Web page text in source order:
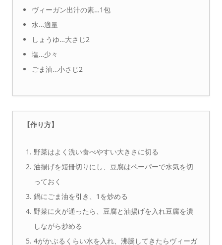
ヴィーガン出汁の素…1包
水…適量
しょうゆ…大さじ2
塩…少々
ごま油…小さじ2
【作り方】
野菜はよく洗い食べやすい大きさに切る
油揚げを短冊切りにし、豆腐はペーパーで水気を切
っておく
鍋にごま油を引き、1を炒める
野菜に火が通ったら、豆腐と油揚げを入れ豆腐を潰
しながら炒める
4がかぶるくらい水を入れ、沸騰してきたらヴィーガ